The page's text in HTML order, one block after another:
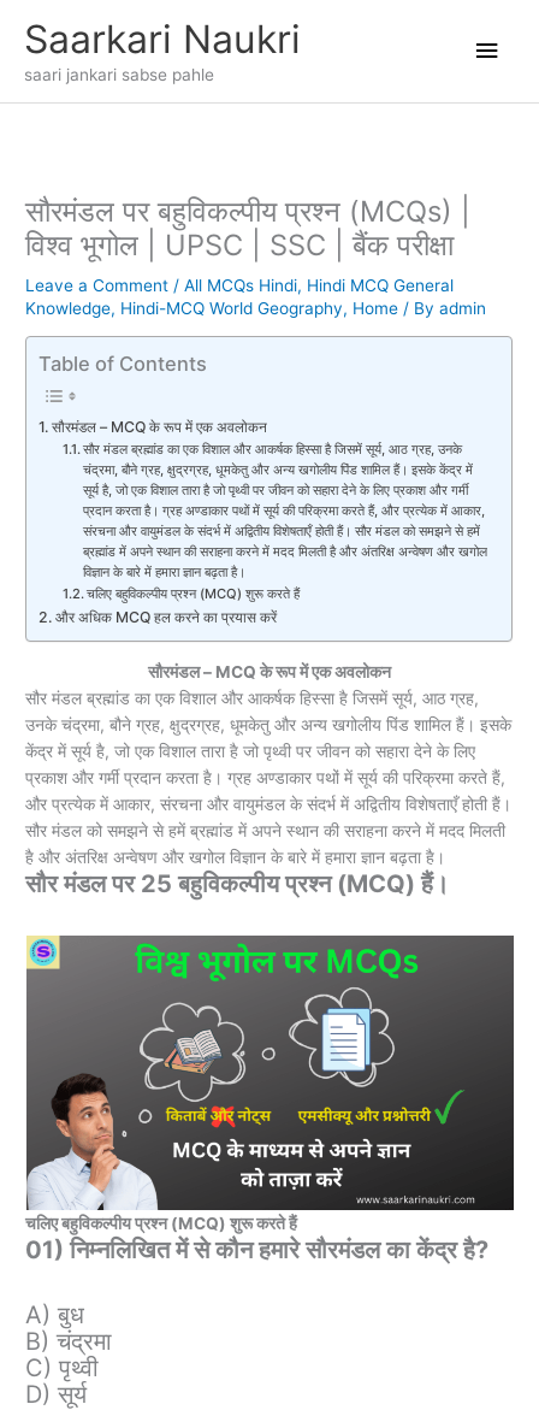
Saarkari Naukri
saari jankari sabse pahle
सौरमंडल पर बहुविकल्पीय प्रश्न (MCQs) |
विश्व भूगोल | UPSC | SSC | बैंक परीक्षा
Leave a Comment /All MCQs Hindi, Hindi MCQ General
Knowledge, Hindi-MCQ World Geography, Home / Byadmin
Table of Contents
सौरमंडल – MCQ के रूप में एक अवलोकन
सौर मंडल ब्रह्मांड का एक विशाल और आकर्षक हिस्सा है जिसमें सूर्य, आठ ग्रह, उनके
चंद्रमा, बौने ग्रह, क्षुद्रग्रह, धूमकेतु और अन्य खगोलीय पिंड शामिल हैं। इसके केंद्र में
सूर्य है, जो एक विशाल तारा है जो पृथ्वी पर जीवन को सहारा देने के लिए प्रकाश और गर्मी
प्रदान करता है। ग्रह अण्डाकार पथों में सूर्य की परिक्रमा करते हैं, और प्रत्येक में आकार,
संरचना और वायुमंडल के संदर्भ में अद्वितीय विशेषताएँ होती हैं। सौर मंडल को समझने से हमें
ब्रह्मांड में अपने स्थान की सराहना करने में मदद मिलती है और अंतरिक्ष अन्वेषण और खगोल
विज्ञान के बारे में हमारा ज्ञान बढ़ता है।
चलिए बहुविकल्पीय प्रश्न (MCQ) शुरू करते हैं
और अधिक MCQ हल करने का प्रयास करें
सौरमंडल – MCQ के रूप में एक अवलोकन
सौर मंडल ब्रह्मांड का एक विशाल और आकर्षक हिस्सा है जिसमें सूर्य, आठ ग्रह,
उनके चंद्रमा, बौने ग्रह, क्षुद्रग्रह, धूमकेतु और अन्य खगोलीय पिंड शामिल हैं। इसके
केंद्र में सूर्य है, जो एक विशाल तारा है जो पृथ्वी पर जीवन को सहारा देने के लिए
प्रकाश और गर्मी प्रदान करता है। ग्रह अण्डाकार पथों में सूर्य की परिक्रमा करते हैं,
और प्रत्येक में आकार, संरचना और वायुमंडल के संदर्भ में अद्वितीय विशेषताएँ होती हैं।
सौर मंडल को समझने से हमें ब्रह्मांड में अपने स्थान की सराहना करने में मदद मिलती
है और अंतरिक्ष अन्वेषण और खगोल विज्ञान के बारे में हमारा ज्ञान बढ़ता है।
सौर मंडल पर 25 बहुविकल्पीय प्रश्न (MCQ) हैं।
चलिए बहुविकल्पीय प्रश्न (MCQ) शुरू करते हैं
01) निम्नलिखित में से कौन हमारे सौरमंडल का केंद्र है?
A) बुध
B) चंद्रमा
C) पृथ्वी
D) सूर्य